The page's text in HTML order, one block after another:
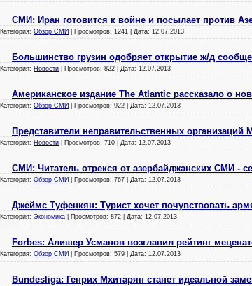
СМИ: Иран готовится к войне и посылает против
Категория: Обзор СМИ | Просмотров: 1241 | Дата: 12.07.2013
Большинство грузин одобряет открытие ж/д
Категория: Новости | Просмотров: 822 | Дата: 12.07.2013
Американское издание The Atlantic рассказало о
Категория: Обзор СМИ | Просмотров: 922 | Дата: 12.07.2013
Представители неправительственных
Категория: Новости | Просмотров: 710 | Дата: 12.07.2013
СМИ: Читатель отрекся от азербайджанских СМИ -
Категория: Обзор СМИ | Просмотров: 767 | Дата: 12.07.2013
Джеймс Туфенкян: Турист хочет почувствовать
Категория: Экономика | Просмотров: 872 | Дата: 12.07.2013
Forbes: Алишер Усманов возглавил рейтинг
Категория: Обзор СМИ | Просмотров: 579 | Дата: 12.07.2013
Bundesliga: Генрих Мхитарян станет идеальной